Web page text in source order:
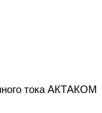
тока АКТАКОМ